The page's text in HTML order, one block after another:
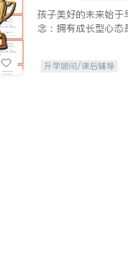
孩子美好的未来始
念：拥有成长型心态
升学顾问/课后辅导